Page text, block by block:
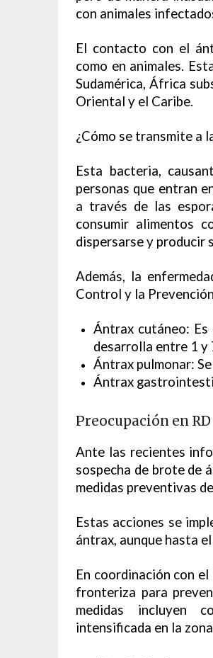
con animales
El contacto con el
como en animales.
Sudamérica, África
Oriental y el Caribe.
¿Cómo se transmite a
Esta bacteria,
personas que entran
a través de las
consumir alimentos
dispersarse y producir
Además, la
Control y la
Ántrax cutáneo: Es
desarrolla entre 1 y
Ántrax pulmonar:
Ántrax
Preocupación en RD
Ante las recientes
sospecha de brote de
medidas preventivas
Estas acciones se
ántrax, aunque hasta
En coordinación con
fronteriza para
medidas incluyen
intensificada en la